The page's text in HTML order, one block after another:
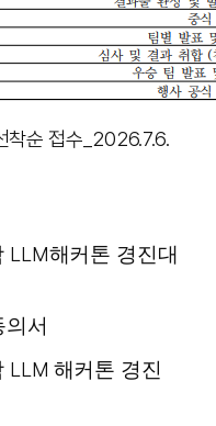
착순 접수_2026.7.6.
LLM해커톤 경진대
서
LLM 해커톤 경진